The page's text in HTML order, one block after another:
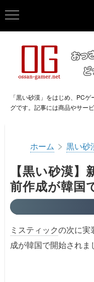
「黒い砂漠」をはじめ、PC
グです。記事には商品やサー
ホーム > 黒い砂
【黒い砂漠
前作成が韓国
ミスティックの次に実
成が韓国で開始されま